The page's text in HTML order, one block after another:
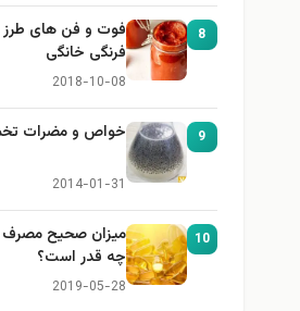
8
فوت و فن های طرز
فرنگی خانگی
2018-10-08
9 خواص و مضرات
2014-01-31
10
چه قدر است؟
2019-05-28